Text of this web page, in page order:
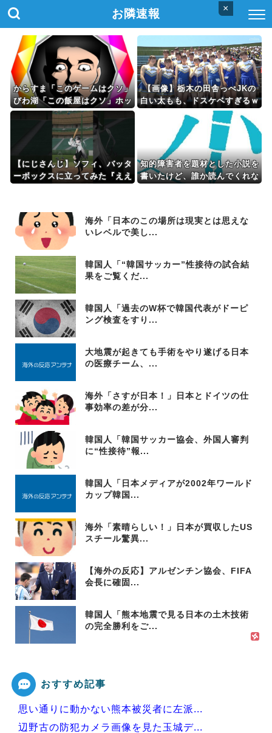
×
お隣速報
からすま「このゲームはクソ」
びわ湖「この飯屋はクソ」ホッ
カイロレン「この映画はクソ」
【画像】栃木の田舎っぺJKの
白い太もも、ドスケベすぎるｗ
ｗｗwｗｗｗｗｗｗｗｗ
【にじさんじ】ソフィ、バッタ
ーボックスに立ってみた『ええ
知的障害者を題材とした小説を
書いたけど、誰か読んでくれな
海外「日本のこの場所は現実とは思えな
いレベルで美し...
韓国人「“韓国サッカー”性接待の試合結
果をご覧くだ...
韓国人「過去のW杯で韓国代表がドーピ
ング検査をすり...
大地震が起きても手術をやり遂げる日本
の医療チーム、...
海外「さすが日本！」日本とドイツの仕
事効率の差が分...
韓国人「韓国サッカー協会、外国人審判
に“性接待”報...
韓国人「日本メディアが2002年ワールド
カップ韓国...
海外「素晴らしい！」日本が買収したUS
スチール驚異...
【海外の反応】アルゼンチン協会、FIFA
会長に確固...
韓国人「熊本地震で見る日本の土木技術
の完全勝利をご...
おすすめ記事
思い通りに動かない熊本被災者に左派...
辺野古の防犯カメラ画像を見た玉城デ...